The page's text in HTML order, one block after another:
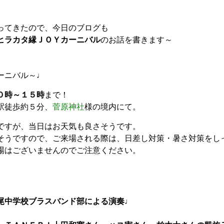
てきたので、今日のブログも
ラカタ縁ＪＯＹカーニバルのお話を書きます～
ニバル～♩
時～１５時まで！
歩約５分、 菅原神社様の境内にて。
が、当日はお天気も良さそうです。
うですので、ご来場される際は、日差し対策・暑さ対策をし
ございませんのでご注意ください。
中学校ブラスバンド部による演奏♩